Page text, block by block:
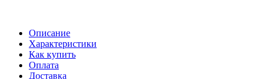
Описание
Характеристики
Как купить
Оплата
Доставка